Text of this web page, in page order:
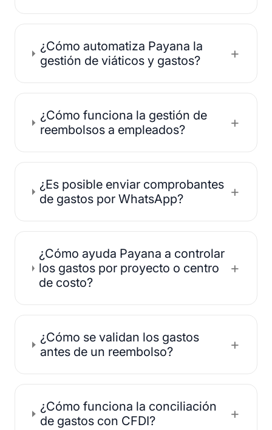
¿Cómo automatiza Payana la
gestión de viáticos y gastos?
+
¿Cómo funciona la gestión de
reembolsos a empleados?
+
¿Es posible enviar comprobantes
de gastos por WhatsApp?
+
¿Cómo ayuda Payana a controlar
los gastos por proyecto o centro
de costo?
+
¿Cómo se validan los gastos
antes de un reembolso?
+
¿Cómo funciona la conciliación
de gastos con CFDI?
+